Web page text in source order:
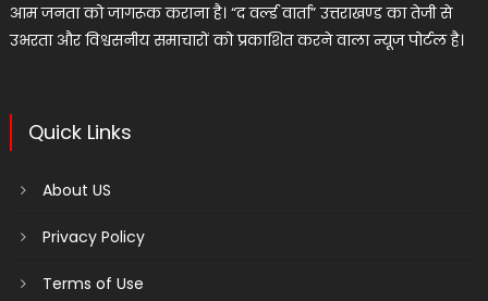
आम जनता को जागरूक कराना है। “द वर्ल्ड वार्ता” उत्तराखण्ड का तेजी से
उभरता और विश्वसनीय समाचारों को प्रकाशित करने वाला न्यूज पोर्टल है।
Quick Links
About US
Privacy Policy
Terms of Use